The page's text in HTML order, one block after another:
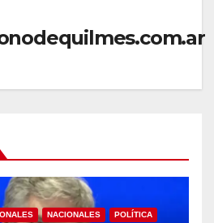
NACIONALES POLÍTICA